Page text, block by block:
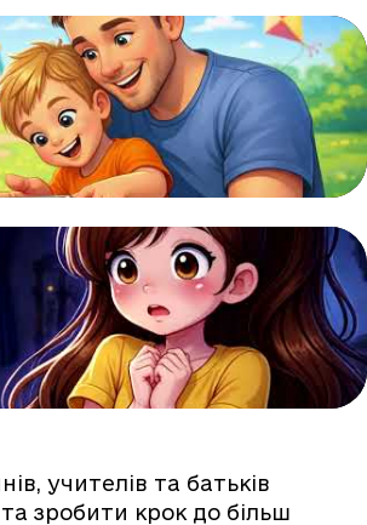
учителів та батьків
зробити крок до більш